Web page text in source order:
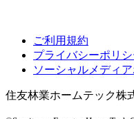
ご利用規約
プライバシーポリシ
ソーシャルメディ
住友林業ホームテック株